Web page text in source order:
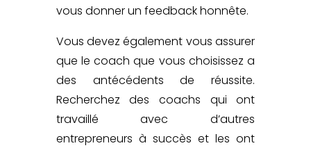
vous donner un feedback honnête.
Vous devez également vous assurer
que le coach que vous choisissez a
des antécédents de réussite.
Recherchez des coachs qui ont
travaillé avec d’autres
entrepreneurs à succès et les ont